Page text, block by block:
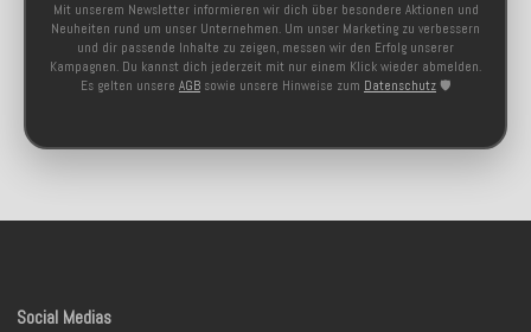
Mit unserem Newsletter informieren wir dich über besondere Aktionen und
Neuheiten rund um unser Unternehmen. Um unser Marketing zu verbessern
und dir passende Inhalte zu zeigen, messen wir den Erfolg unserer
Kampagnen. Du kannst dich jederzeit mit nur einem Klick wieder abmelden.
Es gelten unsere AGB sowie unsere Hinweise zum Datenschutz 🛡️
Social Medias